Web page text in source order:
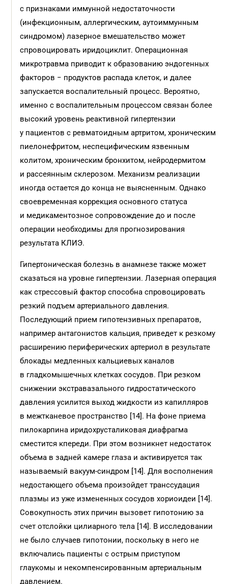
с признаками иммунной недостаточности
(инфекционным, аллергическим, аутоиммунным
синдромом) лазерное вмешательство может
спровоцировать иридоциклит. Операционная
микротравма приводит к образованию эндогенных
факторов − продуктов распада клеток, и далее
запускается воспалительный процесс. Вероятно,
именно с воспалительным процессом связан более
высокий уровень реактивной гипертензии
у пациентов с ревматоидным артритом, хроническим
пиелонефритом, неспецифическим язвенным
колитом, хроническим бронхитом, нейродермитом
и рассеянным склерозом. Механизм реализации
иногда остается до конца не выясненным. Однако
своевременная коррекция основного статуса
и медикаментозное сопровождение до и после
операции необходимы для прогнозирования
результата КЛИЭ.
Гипертоническая болезнь в анамнезе также может
сказаться на уровне гипертензии. Лазерная операция
как стрессовый фактор способна спровоцировать
резкий подъем артериального давления.
Последующий прием гипотензивных препаратов,
например антагонистов кальция, приведет к резкому
расширению периферических артериол в результате
блокады медленных кальциевых каналов
в гладкомышечных клетках сосудов. При резком
снижении экстравазального гидростатического
давления усилится выход жидкости из капилляров
в межтканевое пространство [14]. На фоне приема
пилокарпина иридохрусталиковая диафрагма
сместится кпереди. При этом возникнет недостаток
объема в задней камере глаза и активируется так
называемый вакуум-синдром [14]. Для восполнения
недостающего объема произойдет транссудация
плазмы из уже измененных сосудов хориоидеи [14].
Совокупность этих причин вызовет гипотонию за
счет отслойки цилиарного тела [14]. В исследовании
не было случаев гипотонии, поскольку в него не
включались пациенты с острым приступом
глаукомы и некомпенсированным артериальным
давлением.